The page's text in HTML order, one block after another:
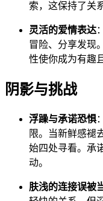
索，这保持了关
灵活的爱情表达
冒险、分享发现
性使你成为有趣
阴影与挑战
浮躁与承诺恐惧
限。当新鲜感褪
始四处寻看。承
动。
肤浅的连接误被